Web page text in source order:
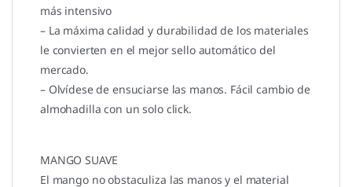
más intensivo
– La máxima calidad y durabilidad de los materiales
le convierten en el mejor sello automático del
mercado.
– Olvídese de ensuciarse las manos. Fácil cambio de
almohadilla con un solo click.
MANGO SUAVE
El mango no obstaculiza las manos y el material